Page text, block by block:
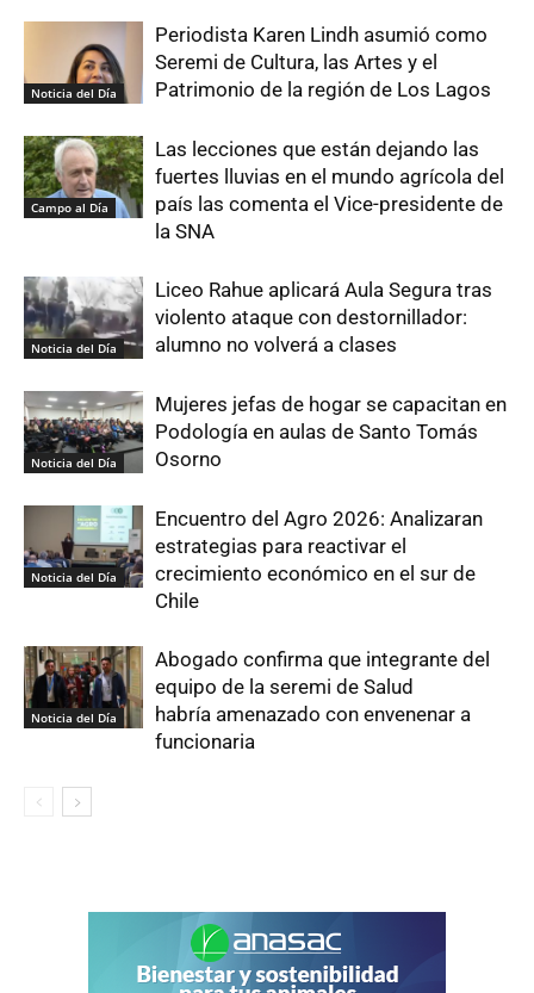
Noticia del Día
Periodista Karen Lindh asumió como
Seremi de Cultura, las Artes y el
Patrimonio de la región de Los Lagos
Campo al Día
Las lecciones que están dejando las
fuertes lluvias en el mundo agrícola del
país las comenta el Vice-presidente de
la SNA
Noticia del Día
Liceo Rahue aplicará Aula Segura tras
violento ataque con destornillador:
alumno no volverá a clases
Noticia del Día
Mujeres jefas de hogar se capacitan en
Podología en aulas de Santo Tomás
Osorno
Noticia del Día
Encuentro del Agro 2026: Analizaran
estrategias para reactivar el
crecimiento económico en el sur de
Chile
Noticia del Día
Abogado confirma que integrante del
equipo de la seremi de Salud
habría amenazado con envenenar a
funcionaria